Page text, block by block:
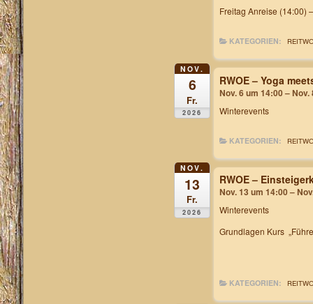
Freitag Anreise (14:00)
KATEGORIEN:
NOV.
6
Fr.
2026
RWOE – Yoga
Nov. 6 um 14:00 – Nov.
Winterevents
KATEGORIEN:
NOV.
13
Fr.
2026
RWOE –
Nov. 13 um 14:00 –
Winterevents
Grundlagen Kurs
KATEGORIEN: